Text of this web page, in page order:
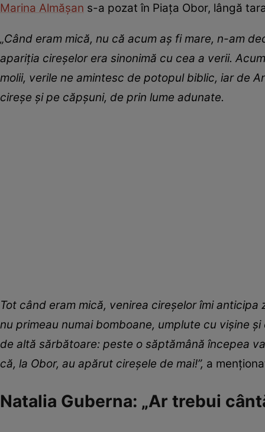
Marina Almășan s-a pozat în Piața Obor, lângă
„Când eram mică, nu că acum aș fi mare, n-am
apariția cireșelor era sinonimă cu cea a verii.
molii, verile ne amintesc de potopul biblic, iar de
cireșe și pe căpșuni, de prin lume adunate.
Tot când eram mică, venirea cireșelor îmi
nu primeau numai bomboane, umplute cu vișine
de altă sărbătoare: peste o săptămână începea
că, la Obor, au apărut cireșele de mai!”, a
Natalia Guberna: „Ar trebui